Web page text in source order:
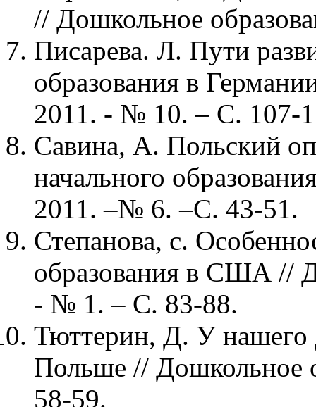
// Дошкольное
Писарева. Л. Пути
образования в
2011. - № 10. – С. 107-
Савина, А. Польский
начального
2011. –№ 6. –С. 43-51.
Степанова, с.
образования в США //
- № 1. – С. 83-88.
Тюттерин, Д. У нашего
Польше // Дошкольное
58-59.